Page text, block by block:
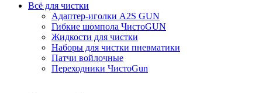
Всё для чистки
Адаптер-иголки A2S GUN
Гибкие шомпола ЧистоGUN
Жидкости для чистки
Наборы для чистки пневматики
Патчи войлочные
Переходники ЧистоGun